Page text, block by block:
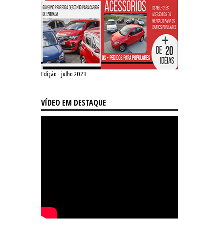
Edição - julho 2023
VÍDEO EM DESTAQUE